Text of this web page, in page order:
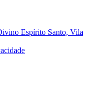
Espírito Santo, Vila